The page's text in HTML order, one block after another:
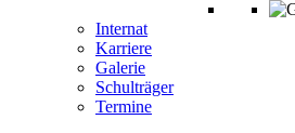
Internat
Karriere
Galerie
Schulträger
Termine